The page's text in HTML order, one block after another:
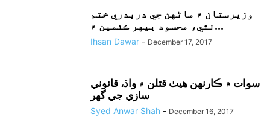
وزيرستان ۾ ماڻهن جي دربدري ختم
نٿي، محسود ٻيهر ڪئمپن ۾...
Ihsan Dawar - December 17, 2017
سوات ۾ ڪارنهن هيٺ قتلن ۾ واڌ، قانوني
سازي جي گهر
Syed Anwar Shah - December 16, 2017